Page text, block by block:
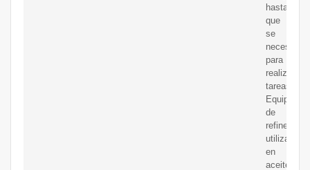
hasta
que
se
necesiten
para
realizar
tareas.
Equipos
de
refinería
utilizados
en
aceite